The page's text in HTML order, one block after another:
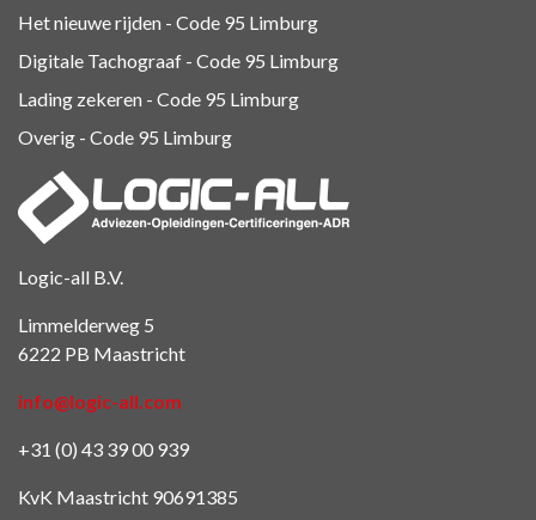
Logic-all B.V.
Limmelderweg 5
6222 PB Maastricht
info@logic-all.com
+31 (0) 43 39 00 939
KvK Maastricht 90691385
Het nieuwe rijden - Code 95 Limburg
Digitale Tachograaf - Code 95 Limburg
Lading zekeren - Code 95 Limburg
Overig - Code 95 Limburg